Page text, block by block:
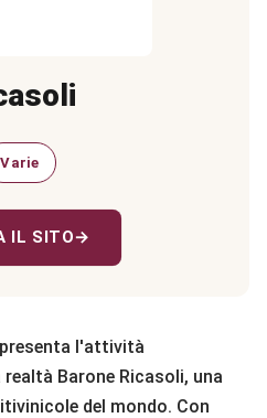
Varie
IL SITO→
l'attività
Barone Ricasoli, una
del mondo. Con